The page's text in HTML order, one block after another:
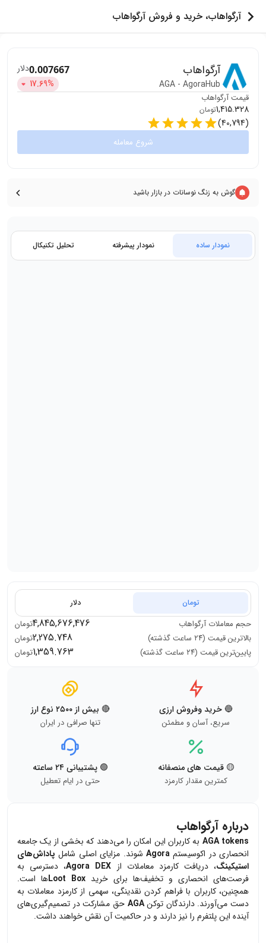
آرگواهاب، خرید و فروش آرگواهاب
آرگواهاب
AGA - AgoraHub
0.007667دلار
17.69%
قیمت آرگواهاب
1,415.328تومان
(
40,794
)
شروع معامله
گوش به زنگ نوسانات در بازار باشید
نمودار ساده نمودار پیشرفته تحلیل تکنیکال
تومان دلار
حجم معاملات آرگواهاب 4,845,676,476تومان
بالاترین قیمت (۲۴ ساعت گذشته)
2,275.748تومان
پایین‌ترین قیمت (۲۴ ساعت گذشته)
1,359.763تومان
🔵 خرید وفروش ارزی
سریع، آسان و مطمئن
🔴 بیش از ۲۵۰۰ نوع ارز
تنها صرافی در ایران
🟡 قیمت های منصفانه
کمترین مقدار کارمزد
🟢 پشتیبانی ۲۴ ساعته
حتی در ایام تعطیل
درباره آرگواهاب
AGA tokens به کاربران این امکان را می‌دهند که بخشی از یک جامعه
انحصاری در اکوسیستمAgora شوند. مزایای اصلی شامل پاداش‌های
استیکینگ، دریافت کارمزد معاملات از Agora DEX، دسترسی به
فرصت‌های انحصاری و تخفیف‌ها برای خرید Loot Box‌ها است.
همچنین، کاربران با فراهم کردن نقدینگی، سهمی از کارمزد معاملات به
دست می‌آورند. دارندگان توکنAGA حق مشارکت در تصمیم‌گیری‌های
آینده این پلتفرم را نیز دارند و در حاکمیت آن نقش خواهند داشت.